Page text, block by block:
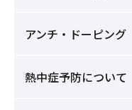
アンチ・ドーピング
熱中症予防について